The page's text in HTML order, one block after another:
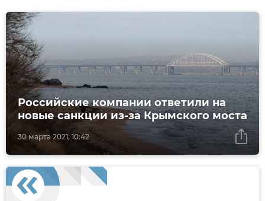
30 марта 2021, 10:42
Российские компании ответили на
новые санкции из-за Крымского моста